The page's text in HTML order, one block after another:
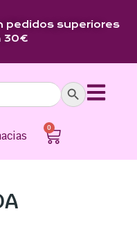
pedidos superiores
30€
Botón de
0